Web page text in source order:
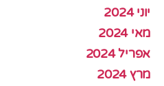
יוני 2024
מאי 2024
אפריל 2024
מרץ 2024